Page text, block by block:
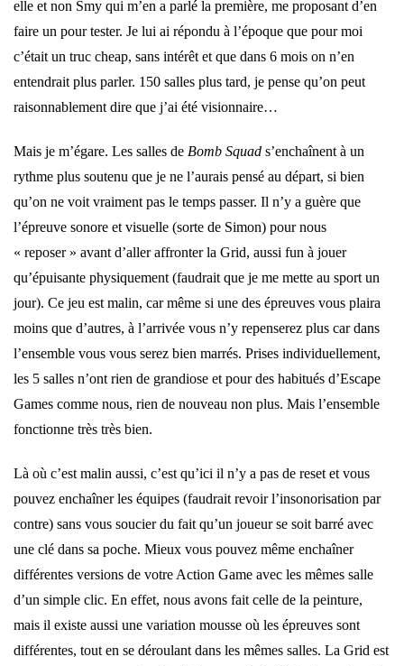
elle et non Smy qui m’en a parlé la première, me proposant d’en
faire un pour tester. Je lui ai répondu à l’époque que pour moi
c’était un truc cheap, sans intérêt et que dans 6 mois on n’en
entendrait plus parler. 150 salles plus tard, je pense qu’on peut
raisonnablement dire que j’ai été visionnaire…
Mais je m’égare. Les salles de Bomb Squad s’enchaînent à un
rythme plus soutenu que je ne l’aurais pensé au départ, si bien
qu’on ne voit vraiment pas le temps passer. Il n’y a guère que
l’épreuve sonore et visuelle (sorte de Simon) pour nous
« reposer » avant d’aller affronter la Grid, aussi fun à jouer
qu’épuisante physiquement (faudrait que je me mette au sport un
jour). Ce jeu est malin, car même si une des épreuves vous plaira
moins que d’autres, à l’arrivée vous n’y repenserez plus car dans
l’ensemble vous vous serez bien marrés. Prises individuellement,
les 5 salles n’ont rien de grandiose et pour des habitués d’Escape
Games comme nous, rien de nouveau non plus. Mais l’ensemble
fonctionne très très bien.
Là où c’est malin aussi, c’est qu’ici il n’y a pas de reset et vous
pouvez enchaîner les équipes (faudrait revoir l’insonorisation par
contre) sans vous soucier du fait qu’un joueur se soit barré avec
une clé dans sa poche. Mieux vous pouvez même enchaîner
différentes versions de votre Action Game avec les mêmes salle
d’un simple clic. En effet, nous avons fait celle de la peinture,
mais il existe aussi une variation mousse où les épreuves sont
différentes, tout en se déroulant dans les mêmes salles. La Grid est